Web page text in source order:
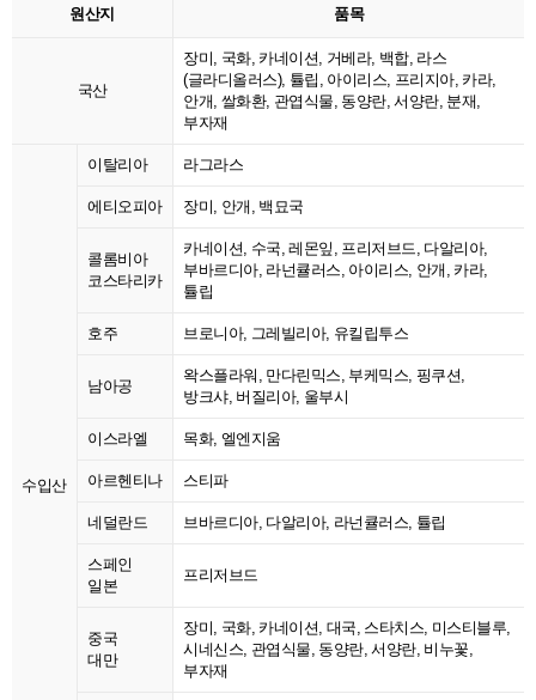
원산지 품목
국산
장미, 국화, 카네이션, 거베라, 백합, 라스
(글라디올러스), 튤립, 아이리스, 프리지아, 카라,
안개, 쌀화환, 관엽식물, 동양란, 서양란, 분재,
부자재
수입산
이탈리아 라그라스
에티오피아 장미, 안개, 백묘국
콜롬비아
코스타리카
카네이션, 수국, 레몬잎, 프리저브드, 다알리아,
부바르디아, 라넌큘러스, 아이리스, 안개, 카라,
튤립
호주 브로니아, 그레빌리아, 유킬립투스
남아공
왁스플라워, 만다린믹스, 부케믹스, 핑쿠션,
방크샤, 버질리아, 울부시
이스라엘 목화, 엘엔지움
아르헨티나 스티파
네덜란드 브바르디아, 다알리아, 라넌큘러스, 튤립
스페인
일본
프리저브드
중국
대만
장미, 국화, 카네이션, 대국, 스타치스, 미스티블루,
시네신스, 관엽식물, 동양란, 서양란, 비누꽃,
부자재